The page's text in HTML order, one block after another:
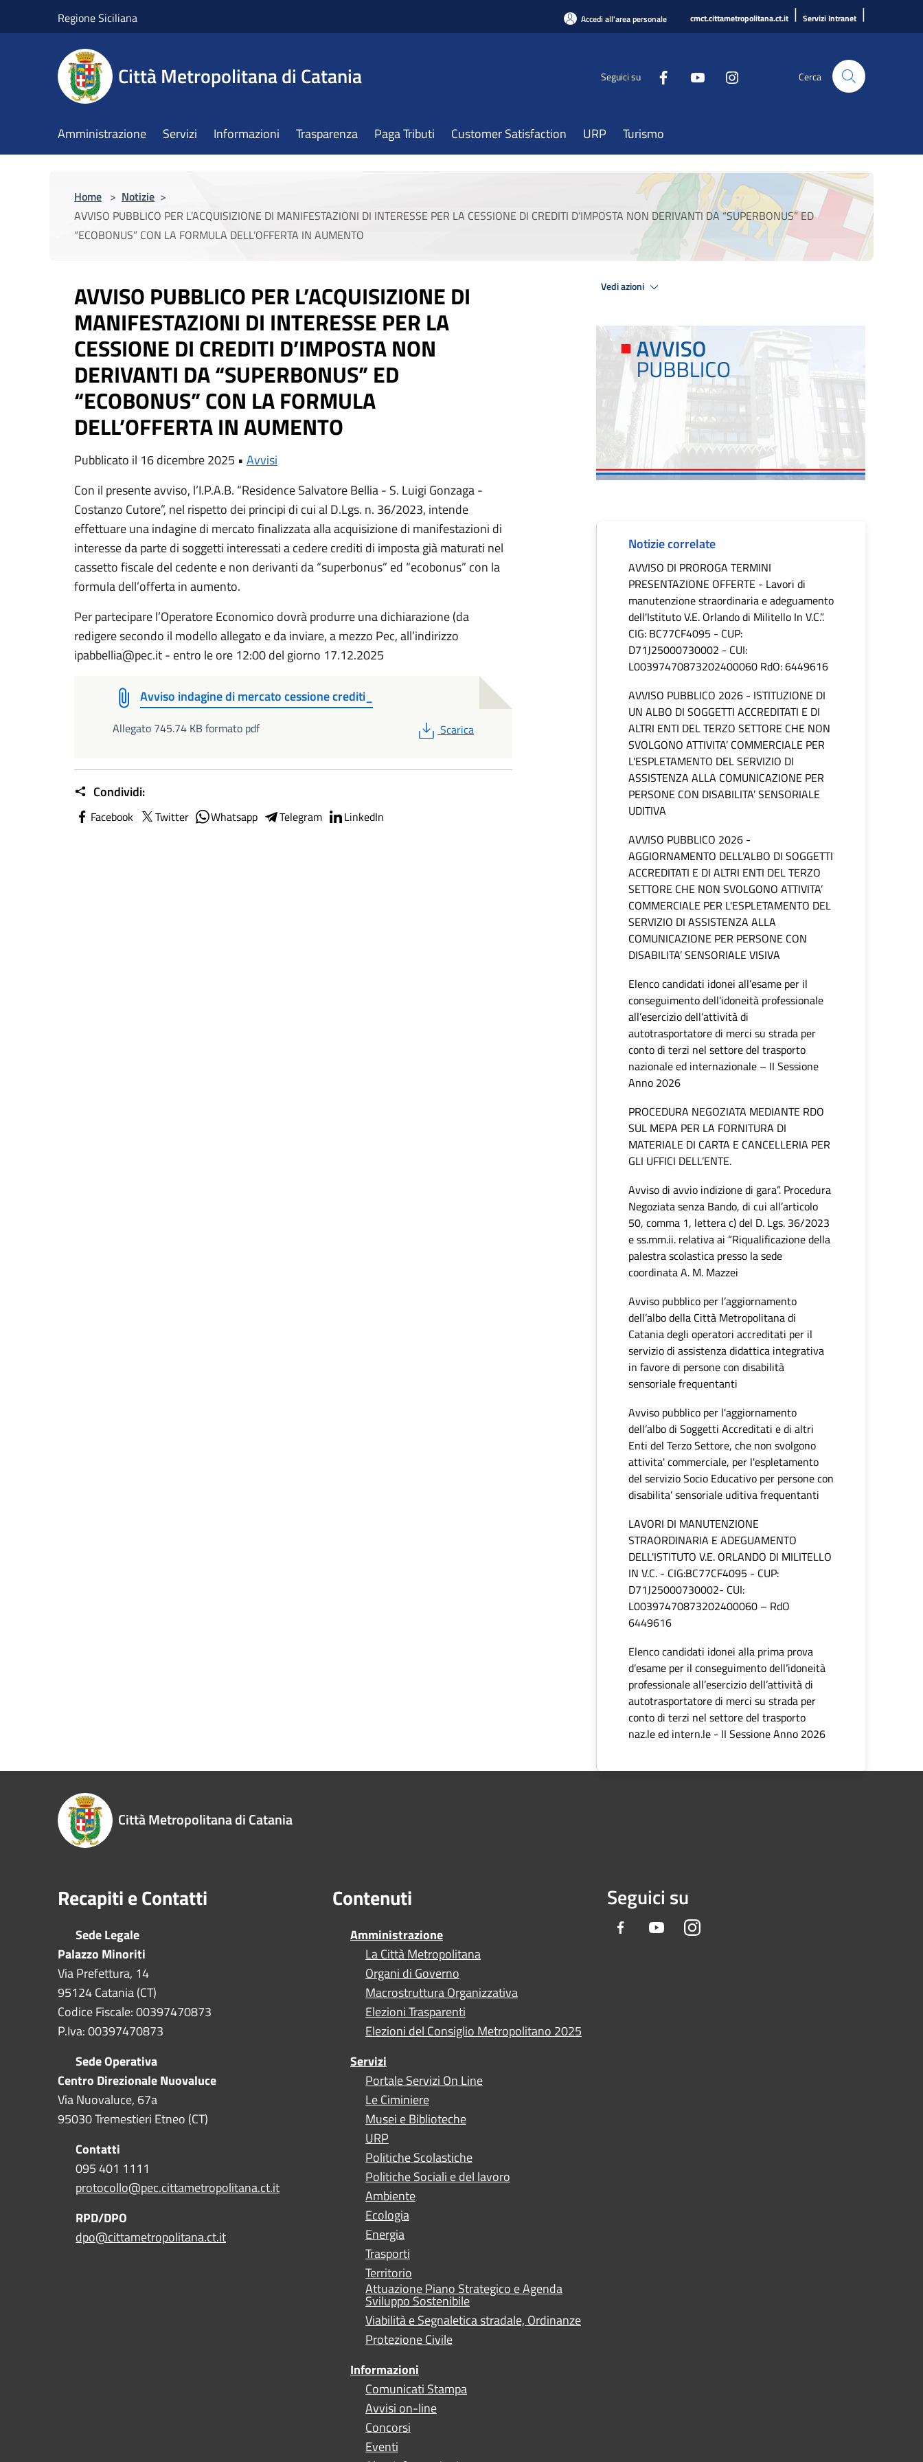
Regione Siciliana Accedi all'area personale cmct.cittametropolitana.ct.it | Servizi Intranet |
Città Metropolitana di Catania Seguici su Cerca
Amministrazione Servizi Informazioni Trasparenza Paga Tributi Customer Satisfaction URP Turismo
Home > Notizie >
AVVISO PUBBLICO PER L’ACQUISIZIONE DI MANIFESTAZIONI DI INTERESSE PER LA CESSIONE DI CREDITI D’IMPOSTA NON DERIVANTI DA “SUPERBONUS” ED
“ECOBONUS” CON LA FORMULA DELL’OFFERTA IN AUMENTO
AVVISO PUBBLICO PER L’ACQUISIZIONE DI
MANIFESTAZIONI DI INTERESSE PER LA
CESSIONE DI CREDITI D’IMPOSTA NON
DERIVANTI DA “SUPERBONUS” ED
“ECOBONUS” CON LA FORMULA
DELL’OFFERTA IN AUMENTO
Pubblicato il 16 dicembre 2025 • Avvisi
Con il presente avviso, l’I.P.A.B. “Residence Salvatore Bellia - S. Luigi Gonzaga -
Costanzo Cutore”, nel rispetto dei principi di cui al D.Lgs. n. 36/2023, intende
effettuare una indagine di mercato finalizzata alla acquisizione di manifestazioni di
interesse da parte di soggetti interessati a cedere crediti di imposta già maturati nel
cassetto fiscale del cedente e non derivanti da “superbonus” ed “ecobonus” con la
formula dell’offerta in aumento.
Per partecipare l’Operatore Economico dovrà produrre una dichiarazione (da
redigere secondo il modello allegato e da inviare, a mezzo Pec, all’indirizzo
ipabbellia@pec.it - entro le ore 12:00 del giorno 17.12.2025
Avviso indagine di mercato cessione crediti_
Allegato 745.74 KB formato pdf PDF
Scarica
Condividi:
Facebook Twitter Whatsapp Telegram LinkedIn
Vedi azioni
Notizie correlate
AVVISO DI PROROGA TERMINI
PRESENTAZIONE OFFERTE - Lavori di
manutenzione straordinaria e adeguamento
dell'Istituto V.E. Orlando di Militello In V.C.”.
CIG: BC77CF4095 - CUP:
D71J25000730002 - CUI:
L00397470873202400060 RdO: 6449616
AVVISO PUBBLICO 2026 - ISTITUZIONE DI
UN ALBO DI SOGGETTI ACCREDITATI E DI
ALTRI ENTI DEL TERZO SETTORE CHE NON
SVOLGONO ATTIVITA’ COMMERCIALE PER
L'ESPLETAMENTO DEL SERVIZIO DI
ASSISTENZA ALLA COMUNICAZIONE PER
PERSONE CON DISABILITA’ SENSORIALE
UDITIVA
AVVISO PUBBLICO 2026 -
AGGIORNAMENTO DELL’ALBO DI SOGGETTI
ACCREDITATI E DI ALTRI ENTI DEL TERZO
SETTORE CHE NON SVOLGONO ATTIVITA’
COMMERCIALE PER L'ESPLETAMENTO DEL
SERVIZIO DI ASSISTENZA ALLA
COMUNICAZIONE PER PERSONE CON
DISABILITA’ SENSORIALE VISIVA
Elenco candidati idonei all’esame per il
conseguimento dell’idoneità professionale
all’esercizio dell’attività di
autotrasportatore di merci su strada per
conto di terzi nel settore del trasporto
nazionale ed internazionale – II Sessione
Anno 2026
PROCEDURA NEGOZIATA MEDIANTE RDO
SUL MEPA PER LA FORNITURA DI
MATERIALE DI CARTA E CANCELLERIA PER
GLI UFFICI DELL’ENTE.
Avviso di avvio indizione di gara”. Procedura
Negoziata senza Bando, di cui all’articolo
50, comma 1, lettera c) del D. Lgs. 36/2023
e ss.mm.ii. relativa ai “Riqualificazione della
palestra scolastica presso la sede
coordinata A. M. Mazzei
Avviso pubblico per l’aggiornamento
dell’albo della Città Metropolitana di
Catania degli operatori accreditati per il
servizio di assistenza didattica integrativa
in favore di persone con disabilità
sensoriale frequentanti
Avviso pubblico per l'aggiornamento
dell’albo di Soggetti Accreditati e di altri
Enti del Terzo Settore, che non svolgono
attivita' commerciale, per l'espletamento
del servizio Socio Educativo per persone con
disabilita’ sensoriale uditiva frequentanti
LAVORI DI MANUTENZIONE
STRAORDINARIA E ADEGUAMENTO
DELL'ISTITUTO V.E. ORLANDO DI MILITELLO
IN V.C. - CIG:BC77CF4095 - CUP:
D71J25000730002- CUI:
L00397470873202400060 – RdO
6449616
Elenco candidati idonei alla prima prova
d’esame per il conseguimento dell’idoneità
professionale all’esercizio dell’attività di
autotrasportatore di merci su strada per
conto di terzi nel settore del trasporto
naz.le ed intern.le - II Sessione Anno 2026
Città Metropolitana di Catania
Recapiti e Contatti
Sede Legale
Palazzo Minoriti
Via Prefettura, 14
95124 Catania (CT)
Codice Fiscale: 00397470873
P.Iva: 00397470873
Sede Operativa
Centro Direzionale Nuovaluce
Via Nuovaluce, 67a
95030 Tremestieri Etneo (CT)
Contatti
095 401 1111
protocollo@pec.cittametropolitana.ct.it
RPD/DPO
dpo@cittametropolitana.ct.it
Contenuti
Amministrazione
La Città Metropolitana
Organi di Governo
Macrostruttura Organizzativa
Elezioni Trasparenti
Elezioni del Consiglio Metropolitano 2025
Servizi
Portale Servizi On Line
Le Ciminiere
Musei e Biblioteche
URP
Politiche Scolastiche
Politiche Sociali e del lavoro
Ambiente
Ecologia
Energia
Trasporti
Territorio
Attuazione Piano Strategico e Agenda
Sviluppo Sostenibile
Viabilità e Segnaletica stradale, Ordinanze
Protezione Civile
Informazioni
Comunicati Stampa
Avvisi on-line
Concorsi
Eventi
Seguici su
Facebook YoutubeInstagram